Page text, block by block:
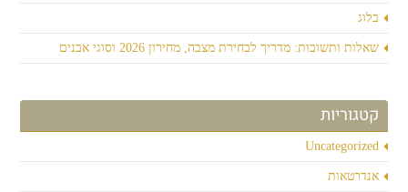
בלוג
שאלות ותשובות: מדריך לבחירת מצבה, מחירון 2026 וסוגי אבנים
קטגוריות
Uncategorized
אנדרטאות